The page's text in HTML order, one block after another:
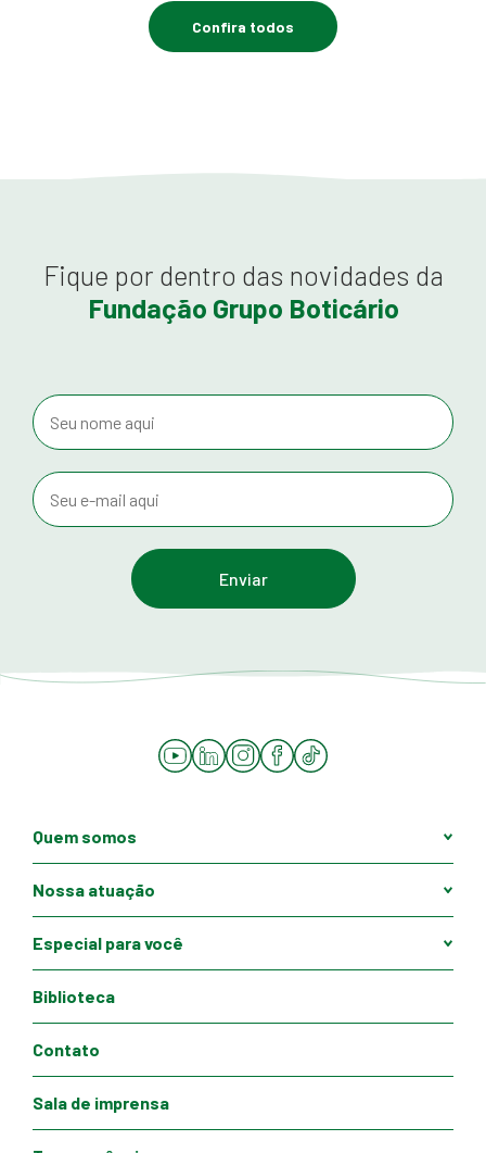
Confira todos
Fique por dentro das novidades da
Fundação Grupo Boticário
YouTube
LinkedInInstagramFacebook
Tiktok
Quem somos
Nossa atuação
Especial para você
Biblioteca
Contato
Sala de imprensa